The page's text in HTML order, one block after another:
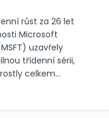
růst za 26 let
Microsoft
uzavřely
třídenní sérii,
celkem...